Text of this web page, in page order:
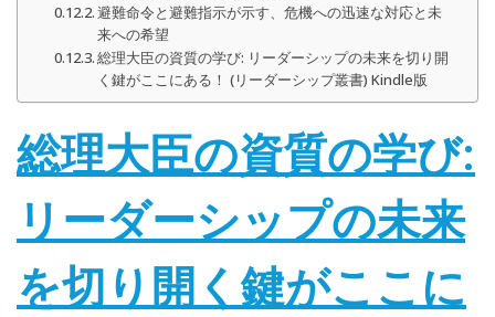
避難命令と避難指示が示す、危機への迅速な対応と未
来への希望
総理大臣の資質の学び: リーダーシップの未来を切り開
く鍵がここにある！ (リーダーシップ叢書) Kindle版
総理大臣の資質の学び:
リーダーシップの未来
を切り開く鍵がここに